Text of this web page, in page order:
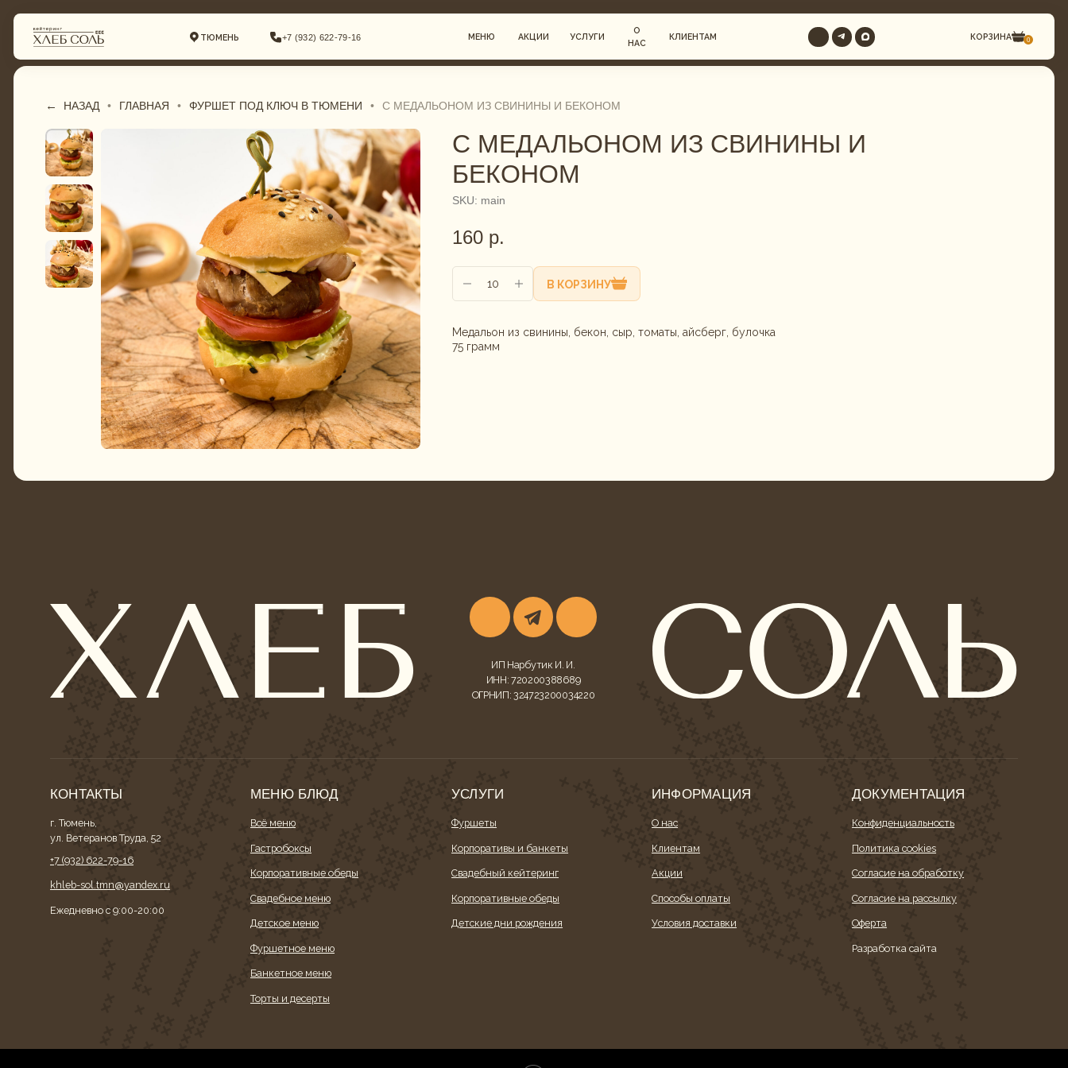
ТЮМЕНЬ +7 (932) 622-79-16 МЕНЮ АКЦИИ УСЛУГИ
НАС
КЛИЕНТАМ 0
ГАСТРОБОКСЫ
ФУРШЕТНОЕ МЕНЮ
БАНКЕТНОЕ МЕНЮ
СВАДЕБНОЕ МЕНЮ
ДЕТСКОЕ МЕНЮ
ТОРТЫ И ДЕСЕРТЫ
ПИРОГИ И ПИЦЦА
КОМПЛЕКСНЫЕ ОБЕДЫ
СВАДЕБНЫЙ КЕЙТЕРИНГ
КОМПЛЕКСНЫЕ ОБЕДЫ
ФУРШЕТ
БАНКЕТ
ДЕТСКИЙ КЕЙТЕРИНГ
ТОРТЫ И ДЕСЕРТЫ
ГАСТРОБОКСЫ
← НАЗАД • ГЛАВНАЯ • ФУРШЕТ ПОД КЛЮЧ В ТЮМЕНИ • С МЕДАЛЬОНОМ ИЗ СВИНИНЫ И БЕКОНОМ
С МЕДАЛЬОНОМ ИЗ СВИНИНЫ И
БЕКОНОМ
SKU: main
160 р.
В КОРЗИНУ
Медальон из свинины, бекон, сыр, томаты, айсберг, булочка
75 грамм
ИП Нарбутик И. И.
ОГРНИП: 324723200034220
КОНТАКТЫ
ул. Ветеранов Труда, 52
+7 (932) 622-79-16
khleb-sol.tmn@yandex.ru
Ежедневно с 9:00-20:00
МЕНЮ БЛЮД
Корпоративные обеды
Свадебное меню
Детское меню
Фуршетное меню
Банкетное меню
Торты и десерты
УСЛУГИ
Свадебный кейтеринг
Корпоративные обеды
Детские дни рождения
ИНФОРМАЦИЯ
Способы оплаты
Условия доставки
ДОКУМЕНТАЦИЯ
Согласие на обработку
Согласие на рассылку
Разработка сайта